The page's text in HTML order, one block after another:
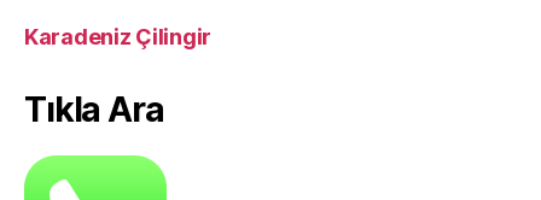
Karadeniz Çilingir
Tıkla Ara